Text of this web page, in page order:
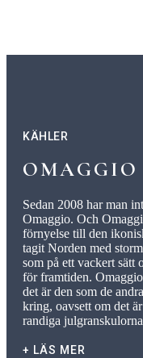
igenkännbar och
varje vas. Glasyrernas färger och ränder är
valts ut med
vår kultur. Med sin
ränder hyllar
hantverket och
designälskare.
KÄHLER
OMAGGIO
Sedan 2008 har man
Omaggio. Och
förnyelse till den
tagit Norden med
som på ett vackert sätt
för framtiden.
det är den som de
kring, oavsett om det
randiga
+ LÄS MER